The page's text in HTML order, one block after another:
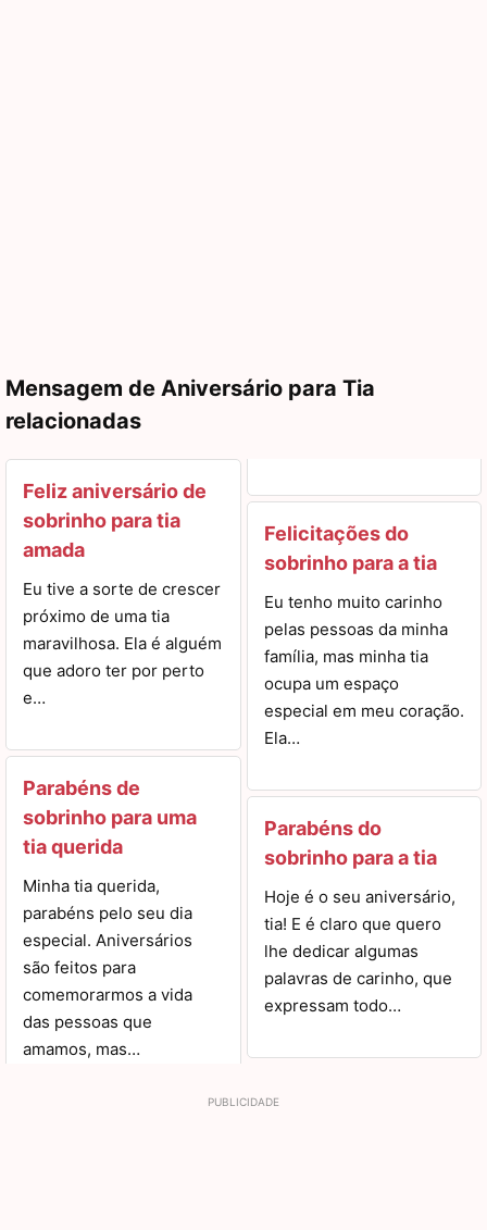
Mensagem de Aniversário para Tia
relacionadas
Feliz aniversário de
sobrinho para tia
amada
Eu tive a sorte de crescer
próximo de uma tia
maravilhosa. Ela é alguém
que adoro ter por perto
e…
Parabéns de
sobrinho para uma
tia querida
Minha tia querida,
parabéns pelo seu dia
especial. Aniversários
são feitos para
comemorarmos a vida
das pessoas que
amamos, mas…
Felicitações do
sobrinho para a tia
Eu tenho muito carinho
pelas pessoas da minha
família, mas minha tia
ocupa um espaço
especial em meu coração.
Ela…
Parabéns do
sobrinho para a tia
Hoje é o seu aniversário,
tia! E é claro que quero
lhe dedicar algumas
palavras de carinho, que
expressam todo…